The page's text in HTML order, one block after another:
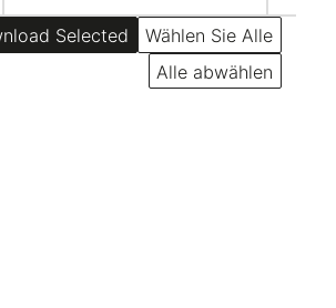
Wählen Sie Alle
Alle abwählen